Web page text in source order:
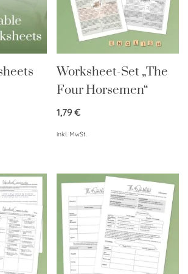
Worksheet-Set „The
Four Horsemen“
1,79€
inkl. MwSt.